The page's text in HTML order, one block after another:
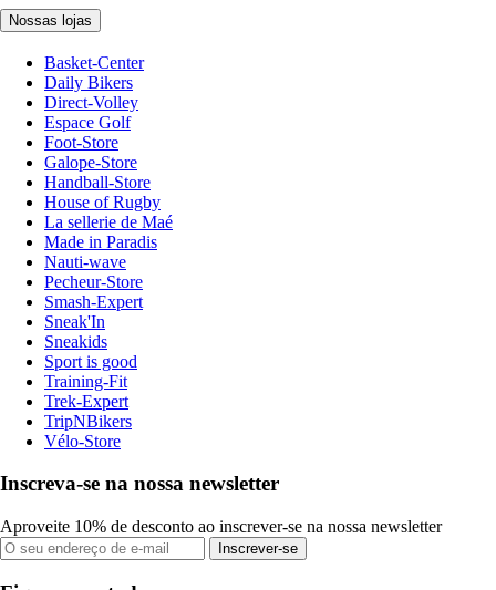
Nossas lojas
Basket-Center
Daily Bikers
Direct-Volley
Espace Golf
Foot-Store
Galope-Store
Handball-Store
House of Rugby
La sellerie de Maé
Made in Paradis
Nauti-wave
Pecheur-Store
Smash-Expert
Sneak'In
Sneakids
Sport is good
Training-Fit
Trek-Expert
TripNBikers
Vélo-Store
Inscreva-se na nossa newsletter
Aproveite 10% de desconto ao inscrever-se na nossa newsletter
Inscrever-se